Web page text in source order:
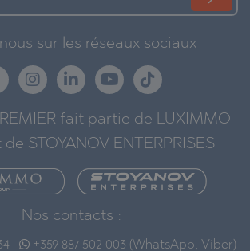
sur les réseaux sociaux
fait partie de LUXIMMO
STOYANOV ENTERPRISES
Nos contacts :
+359 887 502 003 (WhatsApp, Viber)